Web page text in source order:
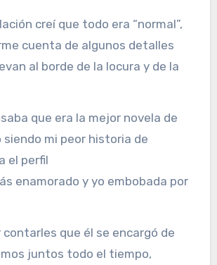
creí que todo era “normal”,
cuenta de algunos detalles
al borde de la locura y de la
que era la mejor novela de
siendo mi peor historia de
el perfil
enamorado y yo embobada por
contarles que él se encargó de
juntos todo el tiempo,